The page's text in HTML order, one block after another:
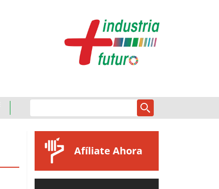
Afíliate Ahora